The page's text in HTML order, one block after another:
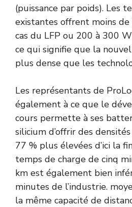
(puissance par poids). Les
existantes offrent moins
cas du LFP ou 200 à 300
ce qui signifie que la
plus dense que les
Les représentants de
également à ce que le
cours permette à ses
silicium d’offrir des densités
77 % plus élevées d’ici la
temps de charge de cinq
km est également bien
minutes de l’industrie.
la même capacité de